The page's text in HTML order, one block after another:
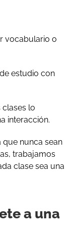
vocabulario o
estudio con
clases lo
interacción.
que nunca sean
trabajamos
clase sea una
a una